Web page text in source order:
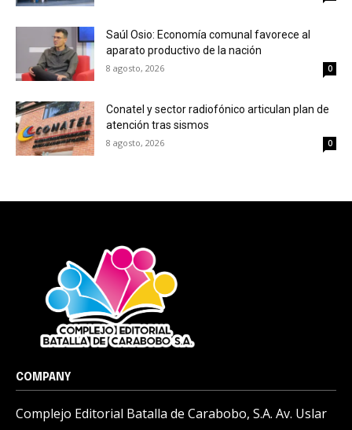
Saúl Osio: Economía comunal favorece al
aparato productivo de la nación
8 agosto, 2026 0
Conatel y sector radiofónico articulan plan de
atención tras sismos
8 agosto, 2026 0
COMPANY
Complejo Editorial Batalla de Carabobo, S.A. Av. Uslar